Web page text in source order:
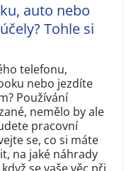
auto nebo
Tohle si
telefonu,
nebo jezdíte
Používání
nemělo by ale
pracovní
se, co si máte
na jaké náhrady